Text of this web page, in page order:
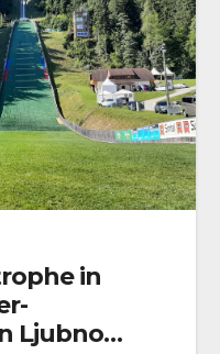
in
Ljubno